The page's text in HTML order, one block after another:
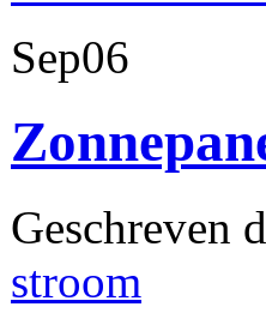
Sep06
Geschreven
stroom